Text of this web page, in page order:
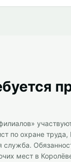
по охране труда,
служба.
мест в